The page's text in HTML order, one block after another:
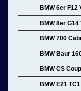
BMW 6er F12
BMW 8er G14
BMW 700
BMW Baur
BMW CS
BMW E21